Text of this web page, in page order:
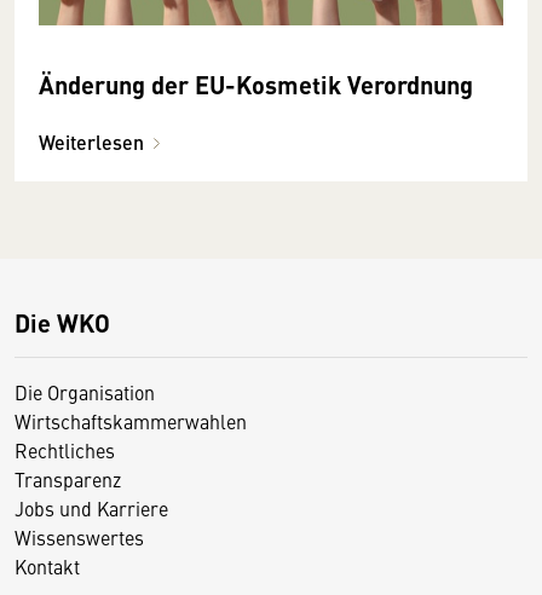
Änderung der EU-Kosmetik Verordnung
Weiterlesen
Die WKO
Die Organisation
Wirtschaftskammerwahlen
Rechtliches
Transparenz
Jobs und Karriere
Wissenswertes
Kontakt